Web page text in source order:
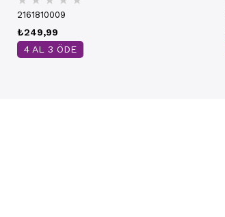
2161810009
₺249,99
4 AL 3 ÖDE